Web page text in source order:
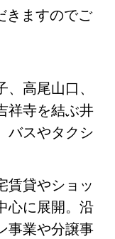
きますのでご
高尾山口、
祥寺を結ぶ井
バスやタクシ
賃貸やショッ
心に展開。沿
事業や分譲事